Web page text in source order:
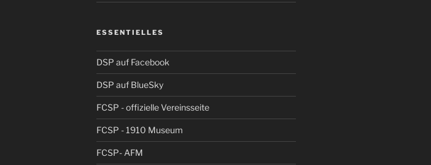
ESSENTIELLES
DSP auf Facebook
DSP auf BlueSky
FCSP - offizielle Vereinsseite
FCSP - 1910 Museum
FCSP- AFM